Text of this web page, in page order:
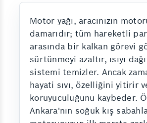
Motor yağı, aracınızın
damarıdır; tüm hareketli
arasında bir kalkan görevi
sürtünmeyi azaltır, ısıyı
sistemi temizler. Ancak
hayati sıvı, özelliğini yitirir
koruyuculuğunu kaybeder.
Ankara'nın soğuk kış